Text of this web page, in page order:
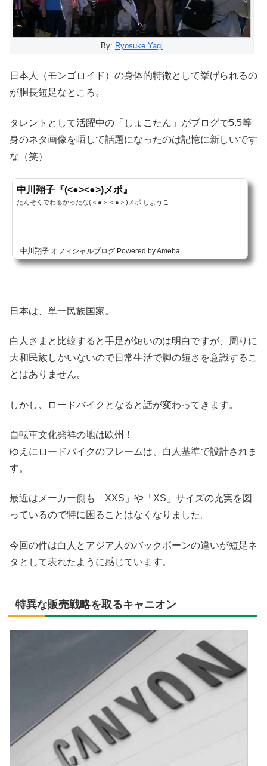
By: Ryosuke Yagi
日本人（モンゴロイド）の身体的特徴として挙げられるの
が胴長短足なところ。
タレントとして活躍中の「しょこたん」がブログで5.5等
身のネタ画像を晒して話題になったのは記憶に新しいです
な（笑）
中川翔子『(<●><●>)メポ』
たんそくでわるかったな(＜●＞＜●＞)メポ しようこ
中川翔子 オフィシャルブログ Powered by Ameba
日本は、単一民族国家。
白人さまと比較すると手足が短いのは明白ですが、周りに
大和民族しかいないので日常生活で脚の短さを意識するこ
とはありません。
しかし、ロードバイクとなると話が変わってきます。
自転車文化発祥の地は欧州！
ゆえにロードバイクのフレームは、白人基準で設計されま
す。
最近はメーカー側も「XXS」や「XS」サイズの充実を図
っているので特に困ることはなくなりました。
今回の件は白人とアジア人のバックボーンの違いが短足ネ
タとして表れたように感じています。
特異な販売戦略を取るキャニオン